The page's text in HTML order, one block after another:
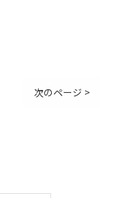
次のページ >